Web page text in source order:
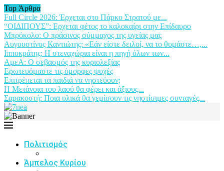
Top Άρθρα
Full Circle 2026: Έρχεται στο Πάρκο Στρατού με...
“ΟΙΔΙΠΟΥΣ”: Ερχεται φέτος το καλοκαίρι στην Επίδαυρο
Μπρόκολο: Ο πράσινος σύμμαχος της υγείας μας
Αυγουστίνος Καντιώτης: «Εάν είστε δειλοί, να το θυμάστε…,...
Ιπποκράτης: Η στεναχώρια είναι η πηγή όλων των...
ΑμεΑ: Ο σεβασμός της κυριολεξίας
Ερωτευόμαστε τις όμορφες ψυχές
Επιτρέπεται τα παιδιά να νηστεύουν;
Η Μετάνοια του λαού θα φέρει και άξιους...
Σαρακοστή: Ποια υλικά θα γεμίσουν τις νηστίσιμες συνταγές...
Πολιτισμός
Άμπελος Κυρίου